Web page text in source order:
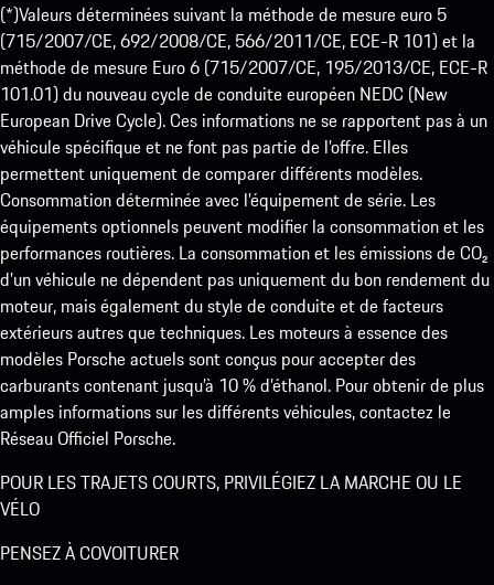
(*)Valeurs déterminées suivant la méthode de mesure euro 5
(715/2007/CE, 692/2008/CE, 566/2011/CE, ECE-R 101) et la
méthode de mesure Euro 6 (715/2007/CE, 195/2013/CE, ECE-R
101.01) du nouveau cycle de conduite européen NEDC (New
European Drive Cycle). Ces informations ne se rapportent pas à un
véhicule spécifique et ne font pas partie de l’offre. Elles
permettent uniquement de comparer différents modèles.
Consommation déterminée avec l’équipement de série. Les
équipements optionnels peuvent modifier la consommation et les
performances routières. La consommation et les émissions de CO₂
d’un véhicule ne dépendent pas uniquement du bon rendement du
moteur, mais également du style de conduite et de facteurs
extérieurs autres que techniques. Les moteurs à essence des
modèles Porsche actuels sont conçus pour accepter des
carburants contenant jusqu’à 10 % d’éthanol. Pour obtenir de plus
amples informations sur les différents véhicules, contactez le
Réseau Officiel Porsche.
POUR LES TRAJETS COURTS, PRIVILÉGIEZ LA MARCHE OU LE
VÉLO
PENSEZ À COVOITURER